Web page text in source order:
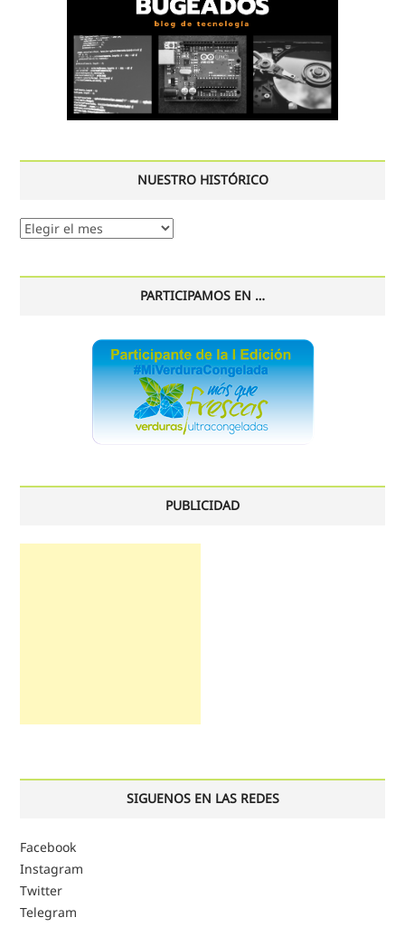
NUESTRO HISTÓRICO
Nuestro
PARTICIPAMOS EN …
PUBLICIDAD
SIGUENOS EN LAS REDES
Facebook
Instagram
Twitter
Telegram